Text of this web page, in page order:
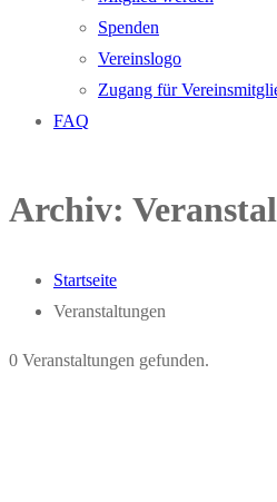
Spenden
Vereinslogo
Zugang für
FAQ
Archiv:
Startseite
Veranstaltungen
0 Veranstaltungen gefunden.